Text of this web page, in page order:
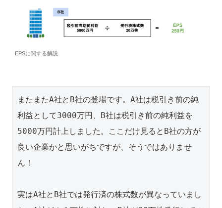
EPSに関する解説
またまたA社とB社の登場です。A社は税引き前の純
利益として3000万円、B社は税引き前の純利益を
5000万円計上しました。ここだけ見るとB社の方が
良い企業かと思いがちですが、そうではありませ
ん！
実はA社とB社では発行済の株式数が異なっていまし